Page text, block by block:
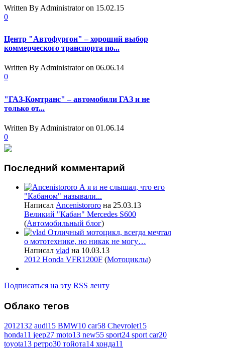
Written By Administrator on 15.02.15
0
Центр "Автофургон" – хороший выбор
коммерческого транспорта по...
Written By Administrator on 06.06.14
0
"ГАЗ-Комтранс" – автомобили ГАЗ и не
только от...
Written By Administrator on 01.06.14
0
Последний комментарий
А я и не слышал, что его
"Кабаном" называли...
Написал Ancenistororo на 25.03.13
Великий "Кабан" Mercedes S600
(Автомобильный блог)
Отличный мотоцикл, всегда мечтал
о мототехнике, но никак не могу…
Написал vlad на 10.03.13
2012 Honda VFR1200F (Мотоциклы)
Подписаться на эту RSS ленту
Облако тегов
2012132 audi15 BMW10 car58 Chevrolet15
honda11 jeep27 moto13 new55 sport24 sport car20
toyota13 ретро30 тойота14 хонда11